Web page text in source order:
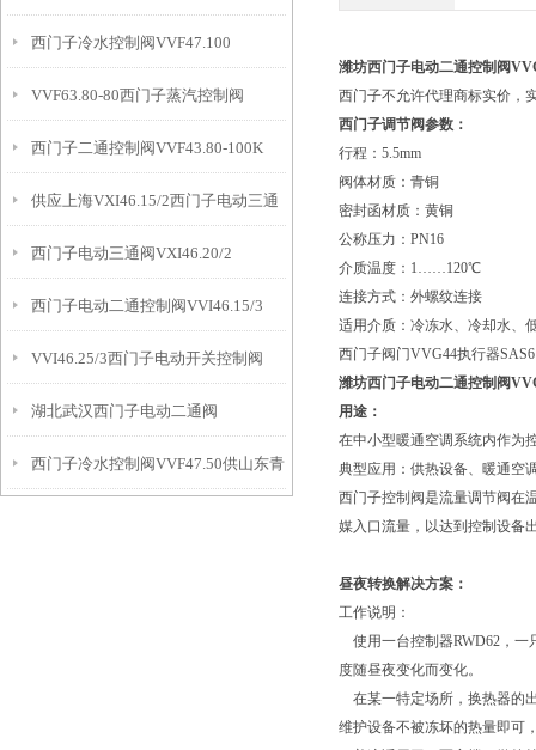
西门子冷水控制阀VVF47.100
VVF63.80-80西门子蒸汽控制阀
西门子二通控制阀VVF43.80-100K
供应上海VXI46.15/2西门子电动三通
阀
西门子电动三通阀VXI46.20/2
西门子电动二通控制阀VVI46.15/3
VVI46.25/3西门子电动开关控制阀
湖北武汉西门子电动二通阀
VVI46.20/3
西门子冷水控制阀VVF47.50供山东青
潍坊西门子电动二通控制阀
西门子不允许代理商标实价，
西门子调节阀参数：
行程：5.5mm
阀体材质：青铜
密封函材质：黄铜
公称压力：PN16
介质温度：1……120℃
连接方式：外螺纹连接
适用介质：冷冻水、冷却水、
西门子阀门VVG44执行器
潍坊西门子电动二通控制阀
用途：
在中小型暖通空调系统内作为
典型应用：供热设备、暖通空
西门子控制阀是流量调节阀在
媒入口流量，以达到控制设备
昼夜转换解决方案：
工作说明：
使用一台控制器RWD62，一
度随昼夜变化而变化。
在某一特定场所，换热器的
维护设备不被冻坏的热量即可